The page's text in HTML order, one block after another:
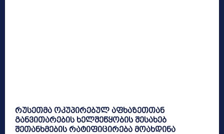
რუსეთმა ოკუპირებულ აფხაზეთთან
განვითარების ხელშეწყობის შესახებ
შეთანხმების რატიფიცირება მოახდინა